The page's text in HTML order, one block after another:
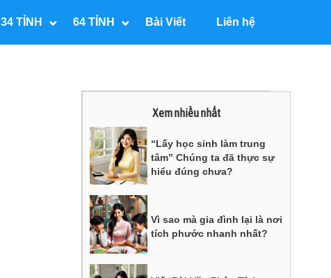
34 TỈNH 64 TỈNH Bài Viết Liên hệ
Xem nhiều nhất
“Lấy học sinh làm trung
tâm” Chúng ta đã thực sự
hiểu đúng chưa?
Vì sao mà gia đình lại là nơi
tích phước nhanh nhất?